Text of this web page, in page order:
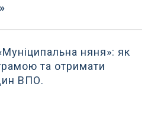
няня»: як
та отримати
ВПО.